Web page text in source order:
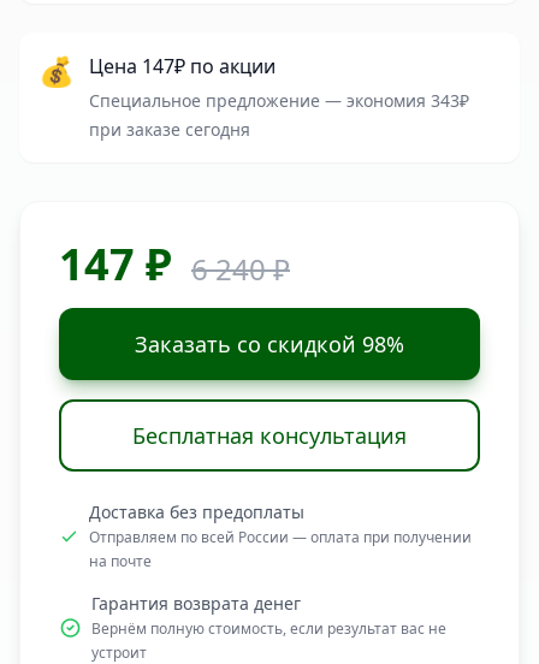
💰 Цена 147₽ по акции
Специальное предложение — экономия 343₽
при заказе сегодня
147 ₽ 6 240 ₽
Заказать со скидкой 98%
Бесплатная консультация
Доставка без предоплаты
Отправляем по всей России — оплата при получении
на почте
Гарантия возврата денег
Вернём полную стоимость, если результат вас не
устроит